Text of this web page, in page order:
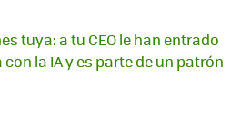
tuya: a tu CEO le han entrado
la IA y es parte de un patrón